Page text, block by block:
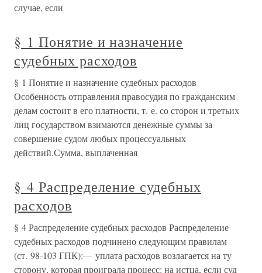
случае, если
§ 1 Понятие и назначение
судебных расходов
§ 1 Понятие и назначение судебных расходов
Особенность отправления правосудия по гражданским
делам состоит в его платности, т. е. со сторон и третьих
лиц государством взимаются денежные суммы за
совершение судом любых процессуальных
действий.Сумма, выплаченная
§ 4 Распределение судебных
расходов
§ 4 Распределение судебных расходов Распределение
судебных расходов подчинено следующим правилам
(ст. 98-103 ГПК):— уплата расходов возлагается на ту
сторону, которая проиграла процесс: на истца, если суд